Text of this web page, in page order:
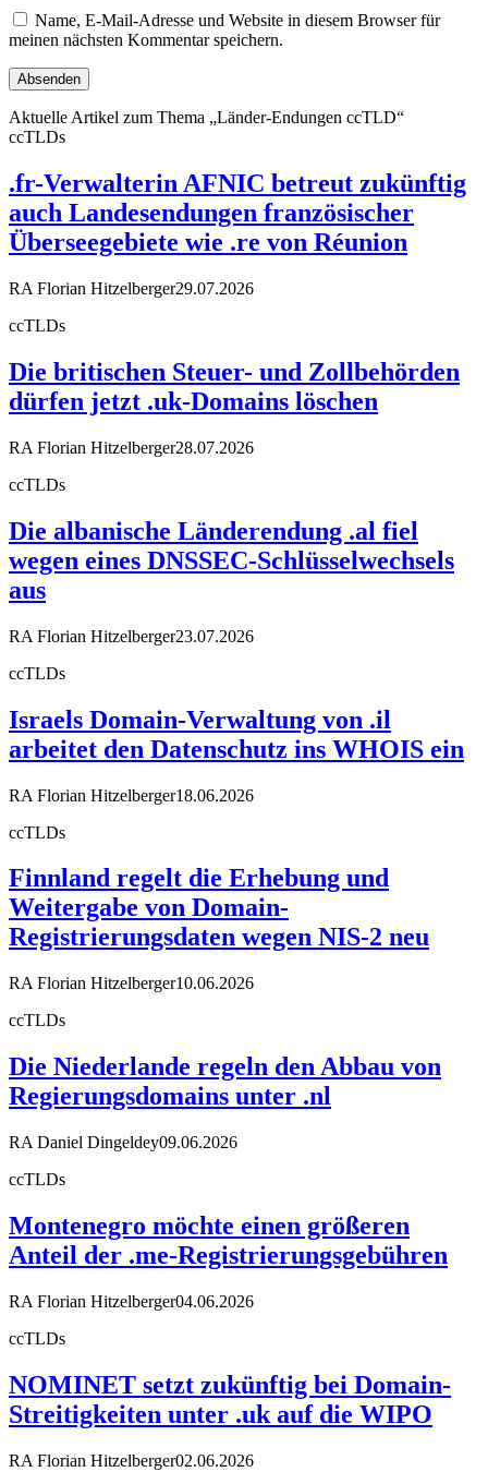
Name, E-Mail-Adresse und Website in diesem Browser für
meinen nächsten Kommentar speichern.
Aktuelle Artikel zum Thema „Länder-Endungen ccTLD“
ccTLDs
.fr-Verwalterin AFNIC betreut zukünftig
auch Landesendungen französischer
Überseegebiete wie .re von Réunion
RA Florian Hitzelberger29.07.2026
ccTLDs
Die britischen Steuer- und Zollbehörden
dürfen jetzt .uk-Domains löschen
RA Florian Hitzelberger28.07.2026
ccTLDs
Die albanische Länderendung .al fiel
wegen eines DNSSEC-Schlüsselwechsels
aus
RA Florian Hitzelberger23.07.2026
ccTLDs
Israels Domain-Verwaltung von .il
arbeitet den Datenschutz ins WHOIS ein
RA Florian Hitzelberger18.06.2026
ccTLDs
Finnland regelt die Erhebung und
Weitergabe von Domain-
Registrierungsdaten wegen NIS-2 neu
RA Florian Hitzelberger10.06.2026
ccTLDs
Die Niederlande regeln den Abbau von
Regierungsdomains unter .nl
RA Daniel Dingeldey09.06.2026
ccTLDs
Montenegro möchte einen größeren
Anteil der .me-Registrierungsgebühren
RA Florian Hitzelberger04.06.2026
ccTLDs
NOMINET setzt zukünftig bei Domain-
Streitigkeiten unter .uk auf die WIPO
RA Florian Hitzelberger02.06.2026